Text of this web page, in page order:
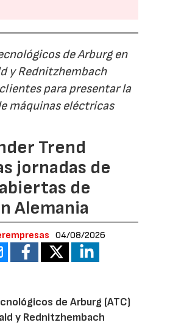
de Arburg en
y Rednitzhembach
para presentar la
máquinas eléctricas
Trend
jornadas de
de
Alemania
04/08/2026
de Arburg (ATC)
y Rednitzhembach